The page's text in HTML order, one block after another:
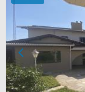
Esta região
pizzaria
do Brasil e Strike Mania. Entre em
equipe da Arbix
WhatsApp e
IMÓVEIS -